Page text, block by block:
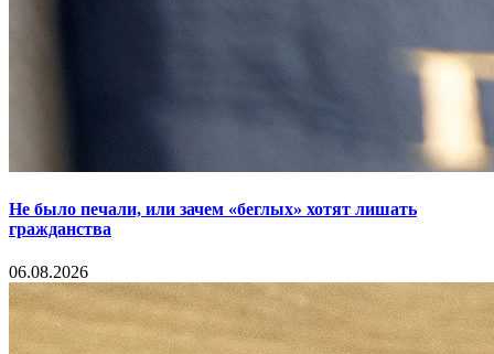
Не было печали, или зачем «беглых» хотят лишать
гражданства
06.08.2026